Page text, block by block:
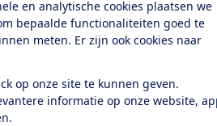
en analytische cookies plaatsen we
bepaalde functionaliteiten goed te
meten. Er zijn ook cookies naar
op onze site te kunnen geven.
informatie op onze website,
test?